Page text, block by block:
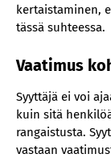
kertaistaminen,
tässä suhteessa.
Vaatimus
Syyttäjä ei voi
kuin sitä
rangaistusta.
vastaan